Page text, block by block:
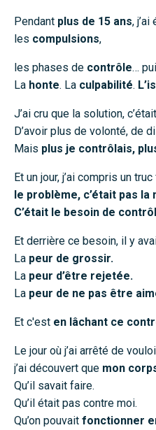
Pendant plus de 15 ans,
les compulsions,
les phases de contrôle…
La honte. La culpabilité.
J’ai cru que la solution,
D’avoir plus de volonté, de
Mais plus je contrôlais,
Et un jour, j’ai compris un
le problème, c’était pas la
C’était le besoin de
Et derrière ce besoin, il y
La peur de grossir.
La peur d’être rejetée.
La peur de ne pas être
Et c'est en lâchant ce
Le jour où j’ai arrêté de
j’ai découvert que mon
Qu’il savait faire.
Qu’il était pas contre moi.
Qu’on pouvait fonctionner